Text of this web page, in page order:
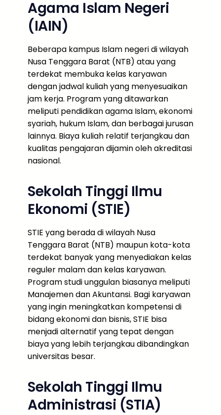
Agama Islam Negeri
(IAIN)
Beberapa kampus Islam negeri di wilayah
Nusa Tenggara Barat (NTB) atau yang
terdekat membuka kelas karyawan
dengan jadwal kuliah yang menyesuaikan
jam kerja. Program yang ditawarkan
meliputi pendidikan agama Islam, ekonomi
syariah, hukum Islam, dan berbagai jurusan
lainnya. Biaya kuliah relatif terjangkau dan
kualitas pengajaran dijamin oleh akreditasi
nasional.
Sekolah Tinggi Ilmu
Ekonomi (STIE)
STIE yang berada di wilayah Nusa
Tenggara Barat (NTB) maupun kota-kota
terdekat banyak yang menyediakan kelas
reguler malam dan kelas karyawan.
Program studi unggulan biasanya meliputi
Manajemen dan Akuntansi. Bagi karyawan
yang ingin meningkatkan kompetensi di
bidang ekonomi dan bisnis, STIE bisa
menjadi alternatif yang tepat dengan
biaya yang lebih terjangkau dibandingkan
universitas besar.
Sekolah Tinggi Ilmu
Administrasi (STIA)